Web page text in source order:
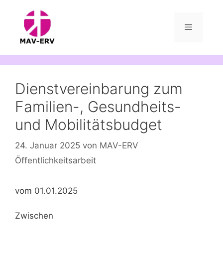
springen
Menü
Dienstvereinbarung zum
Familien-, Gesundheits-
und Mobilitätsbudget
24. Januar 2025 von MAV-ERV
Öffentlichkeitsarbeit
vom 01.01.2025
Zwischen